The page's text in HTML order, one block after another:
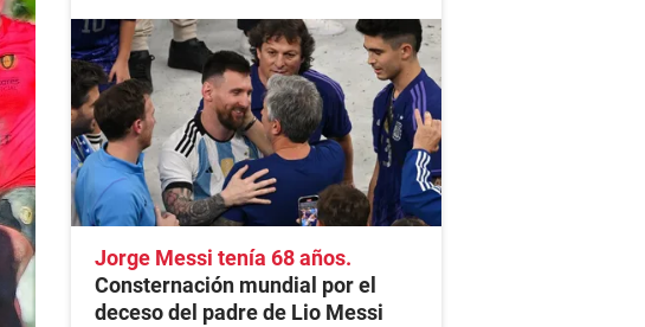
Jorge Messi tenía 68 años
Consternación mundial por el
deceso del padre de Lio Messi